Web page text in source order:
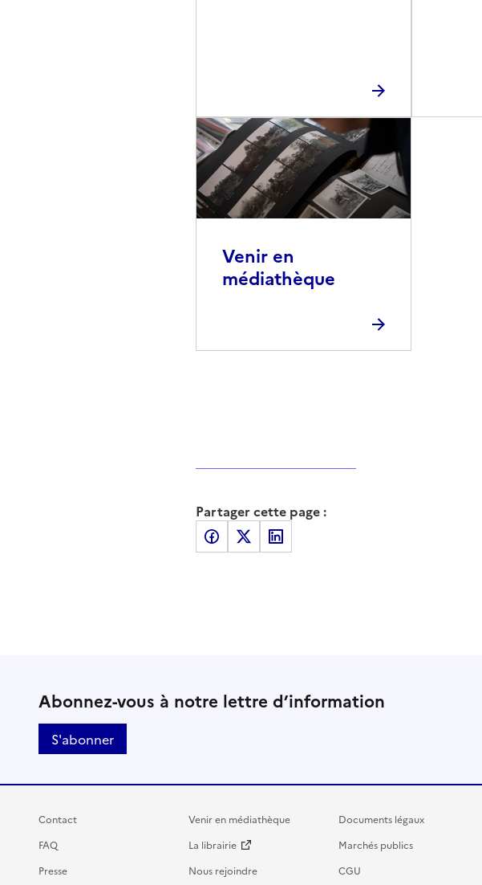
Venir en
médiathèque
Partager cette page :
Partager sur Facebook
Partager sur XPartager sur LinkedIn
Abonnez-vous à notre lettre d’information
S'abonner
Contact
FAQ
Presse
Venir en médiathèque
La librairie
Nous rejoindre
Documents légaux
Marchés publics
CGU